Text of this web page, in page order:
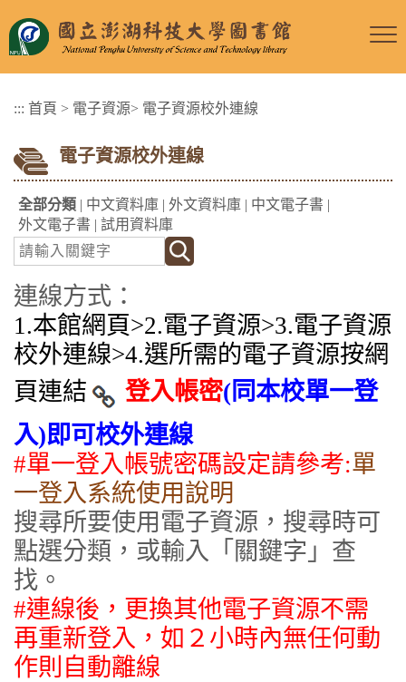
::: 首頁 > 電子資源> 電子資源校外連線
電子資源校外連線
全部分類 | 中文資料庫 | 外文資料庫 | 中文電子書 |
外文電子書 | 試用資料庫
連線方式：
1.本館網頁>2.電子資源>3.電子資源
校外連線>4.選所需的電子資源按網
頁連結
登入帳密(同本校單一登
入)即可校外連線
#單一登入帳號密碼設定請參考:單
一登入系統使用說明
搜尋所要使用電子資源，搜尋時可
點選分類，或輸入「關鍵字」查
找。
#連線後，更換其他電子資源不需
再重新登入，如２小時內無任何動
作則自動離線